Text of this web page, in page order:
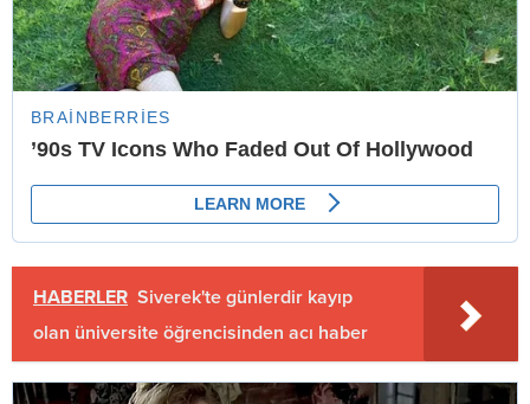
HABERLER Siverek'te günlerdir kayıp
olan üniversite öğrencisinden acı haber